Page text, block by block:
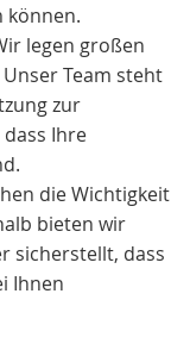
können.
legen großen
Team steht
zur
Ihre
die Wichtigkeit
bieten wir
sicherstellt, dass
Ihnen